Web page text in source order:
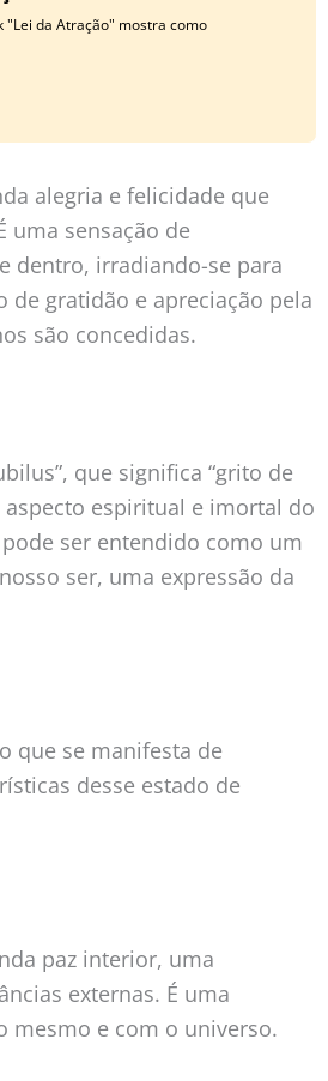
"Lei da Atração" mostra como
alegria e felicidade que
uma sensação de
dentro, irradiando-se para
de gratidão e apreciação pela
são concedidas.
que significa “grito de
aspecto espiritual e imortal do
ser entendido como um
ser, uma expressão da
que se manifesta de
desse estado de
paz interior, uma
externas. É uma
mesmo e com o universo.